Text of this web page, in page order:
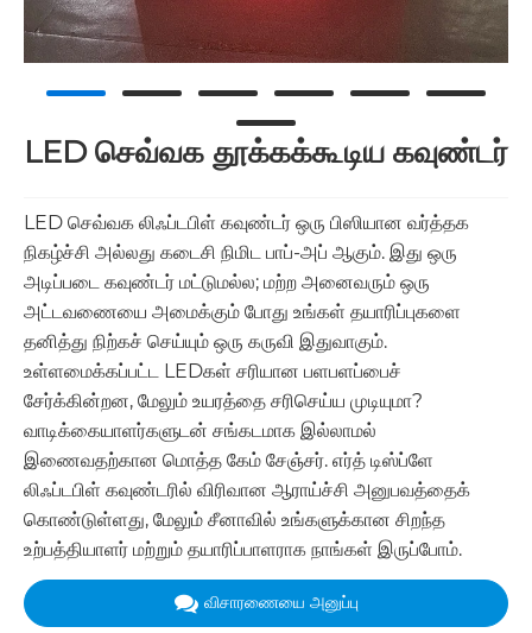
LED செவ்வக தூக்கக்கூடிய கவுண்டர்
LED செவ்வக லிஃப்டபிள் கவுண்டர் ஒரு பிஸியான வர்த்தக
நிகழ்ச்சி அல்லது கடைசி நிமிட பாப்-அப் ஆகும். இது ஒரு
அடிப்படை கவுண்டர் மட்டுமல்ல; மற்ற அனைவரும் ஒரு
அட்டவணையை அமைக்கும் போது உங்கள் தயாரிப்புகளை
தனித்து நிற்கச் செய்யும் ஒரு கருவி இதுவாகும்.
உள்ளமைக்கப்பட்ட LEDகள் சரியான பளபளப்பைச்
சேர்க்கின்றன, மேலும் உயரத்தை சரிசெய்ய முடியுமா?
வாடிக்கையாளர்களுடன் சங்கடமாக இல்லாமல்
இணைவதற்கான மொத்த கேம் சேஞ்சர். எர்த் டிஸ்ப்ளே
லிஃப்டபிள் கவுண்டரில் விரிவான ஆராய்ச்சி அனுபவத்தைக்
கொண்டுள்ளது, மேலும் சீனாவில் உங்களுக்கான சிறந்த
உற்பத்தியாளர் மற்றும் தயாரிப்பாளராக நாங்கள் இருப்போம்.
விசாரணையை அனுப்பு